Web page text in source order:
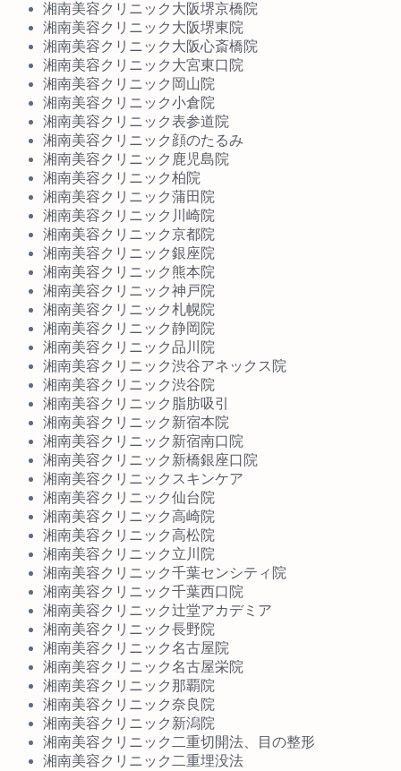
湘南美容クリニック大阪堺京橋院
湘南美容クリニック大阪堺東院
湘南美容クリニック大阪心斎橋院
湘南美容クリニック大宮東口院
湘南美容クリニック岡山院
湘南美容クリニック小倉院
湘南美容クリニック表参道院
湘南美容クリニック顔のたるみ
湘南美容クリニック鹿児島院
湘南美容クリニック柏院
湘南美容クリニック蒲田院
湘南美容クリニック川崎院
湘南美容クリニック京都院
湘南美容クリニック銀座院
湘南美容クリニック熊本院
湘南美容クリニック神戸院
湘南美容クリニック札幌院
湘南美容クリニック静岡院
湘南美容クリニック品川院
湘南美容クリニック渋谷アネックス院
湘南美容クリニック渋谷院
湘南美容クリニック脂肪吸引
湘南美容クリニック新宿本院
湘南美容クリニック新宿南口院
湘南美容クリニック新橋銀座口院
湘南美容クリニックスキンケア
湘南美容クリニック仙台院
湘南美容クリニック高崎院
湘南美容クリニック高松院
湘南美容クリニック立川院
湘南美容クリニック千葉センシティ院
湘南美容クリニック千葉西口院
湘南美容クリニック辻堂アカデミア
湘南美容クリニック長野院
湘南美容クリニック名古屋院
湘南美容クリニック名古屋栄院
湘南美容クリニック那覇院
湘南美容クリニック奈良院
湘南美容クリニック新潟院
湘南美容クリニック二重切開法、目の整形
湘南美容クリニック二重埋没法